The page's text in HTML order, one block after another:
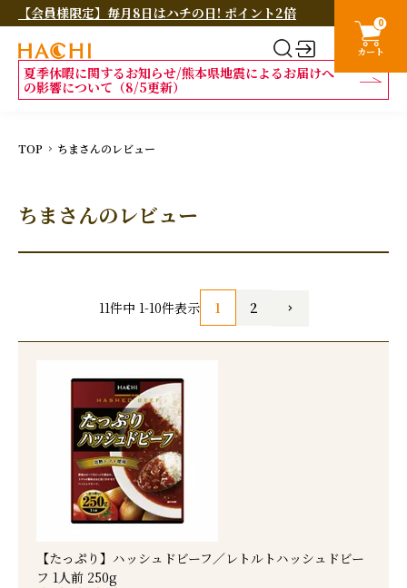
【会員様限定】毎月8日はハチの日! ポイント2倍
夏季休暇に関するお知らせ/熊本県地震によるお届けへ
の影響について（8/5更新）
0
カート
TOP ちまさんのレビュー
ちまさんのレビュー
11件中 1-10件表示 1 2
【たっぷり】ハッシュドビーフ／レトルトハッシュドビー
フ 1人前 250g